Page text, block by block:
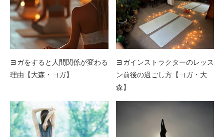
ヨガをすると人間関係が変わる
理由【大森・ヨガ】
ヨガインストラクターのレッス
ン前後の過ごし方【ヨガ・大
森】